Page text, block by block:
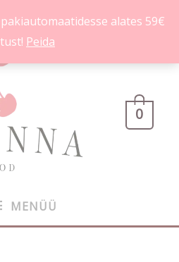
alates 59€
Peida
MENÜÜ
0